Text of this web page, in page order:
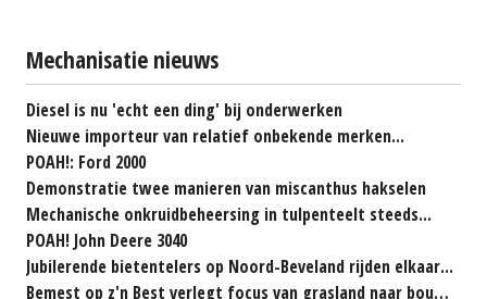
Mechanisatie nieuws
Diesel is nu 'echt een ding' bij onderwerken
Nieuwe importeur van relatief onbekende merken...
POAH!: Ford 2000
Demonstratie twee manieren van miscanthus hakselen
Mechanische onkruidbeheersing in tulpenteelt steeds...
POAH! John Deere 3040
Jubilerende bietentelers op Noord-Beveland rijden elkaar...
Bemest op z'n Best verlegt focus van grasland naar bouwland